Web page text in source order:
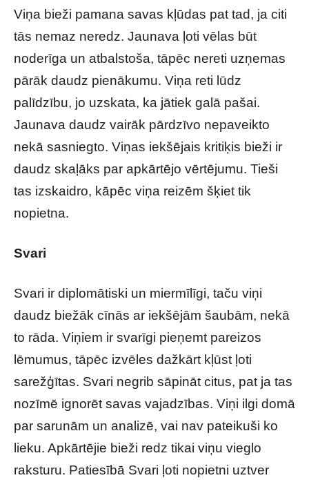
Viņa bieži pamana savas kļūdas pat tad, ja citi
tās nemaz neredz. Jaunava ļoti vēlas būt
noderīga un atbalstoša, tāpēc nereti uzņemas
pārāk daudz pienākumu. Viņa reti lūdz
palīdzību, jo uzskata, ka jātiek galā pašai.
Jaunava daudz vairāk pārdzīvo nepaveikto
nekā sasniegto. Viņas iekšējais kritiķis bieži ir
daudz skaļāks par apkārtējo vērtējumu. Tieši
tas izskaidro, kāpēc viņa reizēm šķiet tik
nopietna.
Svari
Svari ir diplomātiski un miermīlīgi, taču viņi
daudz biežāk cīnās ar iekšējām šaubām, nekā
to rāda. Viņiem ir svarīgi pieņemt pareizos
lēmumus, tāpēc izvēles dažkārt kļūst ļoti
sarežģītas. Svari negrib sāpināt citus, pat ja tas
nozīmē ignorēt savas vajadzības. Viņi ilgi domā
par sarunām un analizē, vai nav pateikuši ko
lieku. Apkārtējie bieži redz tikai viņu vieglo
raksturu. Patiesībā Svari ļoti nopietni uztver